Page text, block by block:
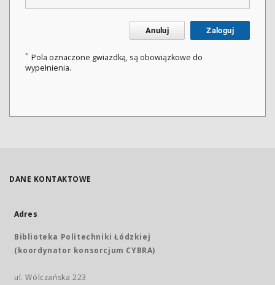
Anuluj Zaloguj
* Pola oznaczone gwiazdką, są obowiązkowe do
wypełnienia.
DANE KONTAKTOWE
Adres
Biblioteka Politechniki Łódzkiej
(koordynator konsorcjum CYBRA)
ul. Wólczańska 223